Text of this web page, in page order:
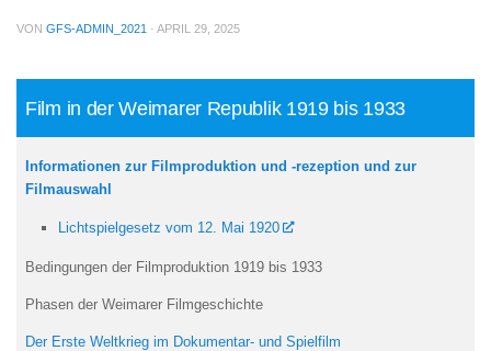
VON GFS-ADMIN_2021 · APRIL 29, 2025
Film in der Weimarer Republik 1919 bis 1933
Informationen zur Filmproduktion und -rezeption und zur
Filmauswahl
Lichtspielgesetz vom 12. Mai 1920
Bedingungen der Filmproduktion 1919 bis 1933
Phasen der Weimarer Filmgeschichte
Der Erste Weltkrieg im Dokumentar- und Spielfilm